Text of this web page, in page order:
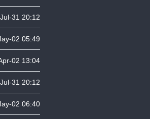
31 20:12
02 05:49
02 13:04
31 20:12
02 06:40